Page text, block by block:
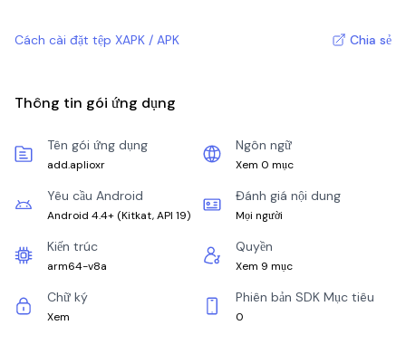
Cách cài đặt tệp XAPK / APK Chia sẻ
Thông tin gói ứng dụng
Tên gói ứng dụng
add.aplioxr
Ngôn ngữ
Xem 0 mục
Yêu cầu Android
Android 4.4+ (Kitkat, API 19)
Đánh giá nội dung
Mọi người
Kiến trúc
arm64-v8a
Quyền
Xem 9 mục
Chữ ký
Xem
Phiên bản SDK Mục tiêu
0